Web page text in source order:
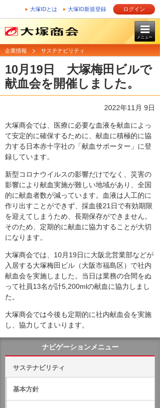
大塚IDとは 大塚ID新規登録 ログイン
メニュー
企業情報 サステナビリティ
10月19日 大塚梅田ビルで
献血会を開催しました。
2022年11月 9日
大塚商会では、医療に必要な血液を献血によっ
て安定的に確保するために、献血に積極的に協
力する日本赤十字社の「献血サポーター」に登
録しています。
新型コロナウイルスの影響だけでなく、災害の
影響により献血実施が難しい地域があり、全国
的に献血者数が減っています。血液は人工的に
作り出すことができず、採血後21日で有効期限
を迎えてしまうため、長期保存ができません。
そのため、定期的に献血に協力することが大切
になります。
大塚商会では、10月19日に大阪北営業部などが
入居する大塚梅田ビル（大阪市福島区）で社内
献血会を実施しました。当日は業務の合間をぬ
って社員13名が計5,200mlの献血に協力しまし
た。
大塚商会では今後も定期的に社内献血会を実施
し、協力してまいります。
ナビゲーションメニュー
サステナビリティ
基本方針